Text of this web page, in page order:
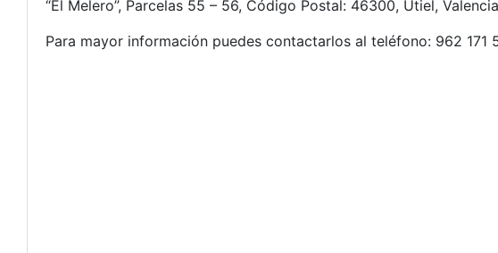
“El Melero”, Parcelas 55 – 56, Código Postal: 46300, Utiel,
Para mayor información puedes contactarlos al teléfono: 962